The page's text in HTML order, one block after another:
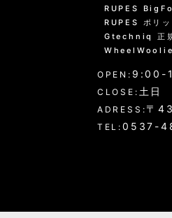
RUPES
RUPES ポリ
Gtechniq 正規
OPEN: 9:00-
CLOSE: 土日
ADRESS: 〒
TEL: 0537-